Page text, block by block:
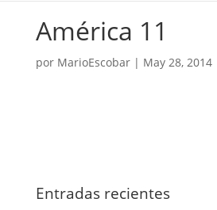
América 11
por MarioEscobar| May 28, 2014
Entradas recientes